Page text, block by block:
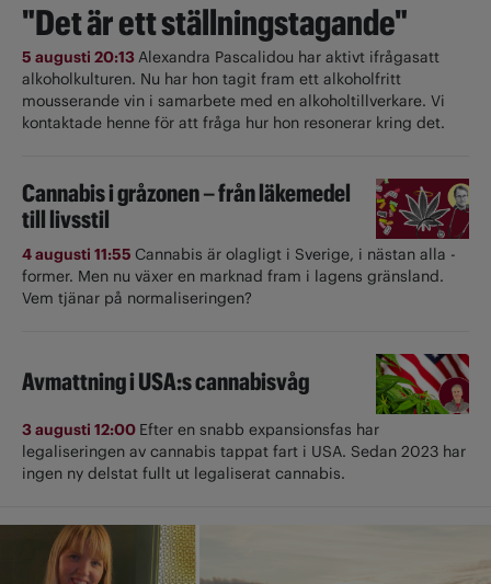
"Det är ett ställningstagande"
5 augusti 20:13Alexandra Pascalidou har aktivt ifrågasatt
alkoholkulturen. Nu har hon tagit fram ett alkoholfritt
mousserande vin i samarbete med en alkoholtillverkare. Vi
kontaktade henne för att fråga hur hon resonerar kring det.
Cannabis i gråzonen – från läkemedel
till livsstil
4 augusti 11:55 Cannabis är olagligt i ­Sverige, i nästan alla ­
former. Men nu växer en marknad fram i lagens gränsland.
Vem tjänar på normaliseringen?
Avmattning i USA:s cannabisvåg
3 augusti 12:00 Efter en snabb expansionsfas har
legaliseringen av cannabis tappat fart i USA. Sedan 2023 har
ingen ny delstat fullt ut ­legaliserat cannabis.